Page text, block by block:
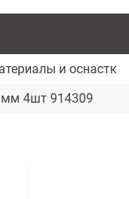
и оснастка
4шт 914309